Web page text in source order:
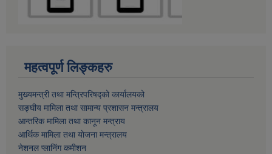
महत्वपूर्ण लिङ्कहरु
मुख्यमन्त्री तथा मन्त्रिपरिषद्को कार्यालयको
सङ्घीय मामिला तथा सामान्य प्रशासन मन्त्रालय
आन्तरिक मामिला तथा कानून मन्त्राय
आर्थिक मामिला तथा याेजना मन्त्रालय
नेशनल प्लानिंग कमीशन